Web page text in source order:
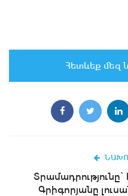
Հետևեք մեզ
Տրամադրությունը
Գրիգորյանը